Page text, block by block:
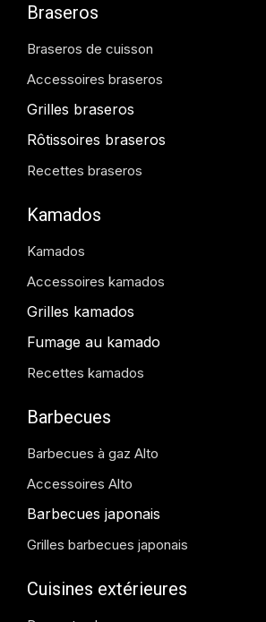
Braseros
Braseros de cuisson
Accessoires braseros
Grilles braseros
Rôtissoires braseros
Recettes braseros
Kamados
Kamados
Accessoires kamados
Grilles kamados
Fumage au kamado
Recettes kamados
Barbecues
Barbecues à gaz Alto
Accessoires Alto
Barbecues japonais
Grilles barbecues japonais
Cuisines extérieures